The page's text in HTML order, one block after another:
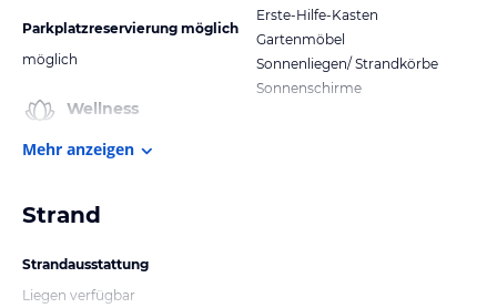
Parkplatzreservierung möglich
möglich
Wellness
Erste-Hilfe-Kasten
Gartenmöbel
Sonnenliegen/ Strandkörbe
Sonnenschirme
Mehr anzeigen
Strand
Strandausstattung
Liegen verfügbar